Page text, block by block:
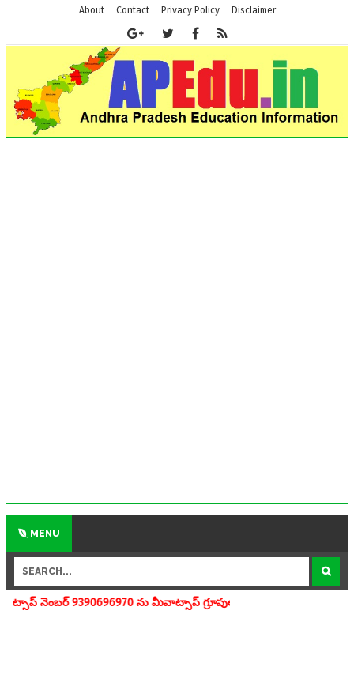
About Contact Privacy Policy Disclaimer
MENU
ను మీవాట్సాప్ గ్రూపులో add చేయగలరు www.apedu.in.